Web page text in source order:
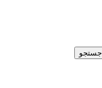
جستجو